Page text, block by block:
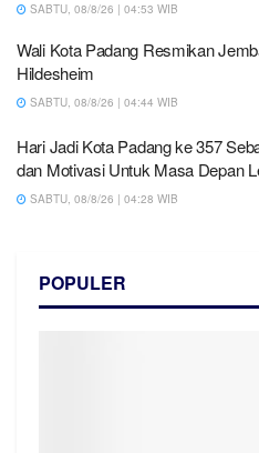
SABTU, 08/8/26 | 04:53 WIB
Wali Kota Padang Resmikan
Hildesheim
SABTU, 08/8/26 | 04:44 WIB
Hari Jadi Kota Padang ke 357
dan Motivasi Untuk Masa Depan
SABTU, 08/8/26 | 04:28 WIB
POPULER